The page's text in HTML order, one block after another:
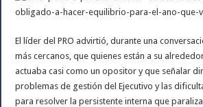
El líder del PRO advirtió, durante una
más cercanos, que quienes están a su
actuaba casi como un opositor y que señalar
problemas de gestión del Ejecutivo y las
para resolver la persistente interna que